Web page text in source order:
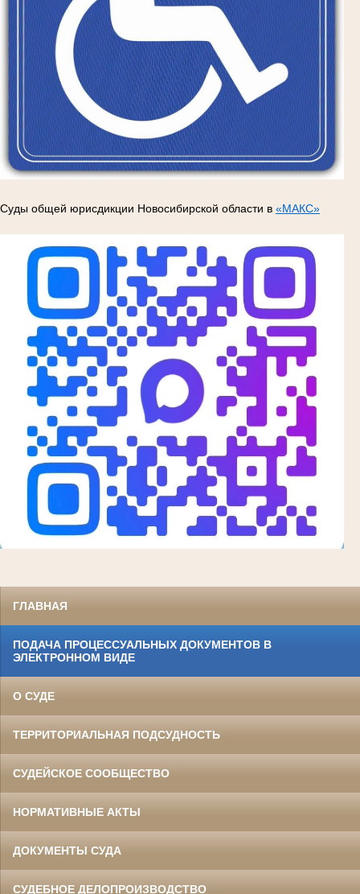
Суды общей юрисдикции Новосибирской области в «МАКС»
ГЛАВНАЯ
ПОДАЧА ПРОЦЕССУАЛЬНЫХ ДОКУМЕНТОВ В
ЭЛЕКТРОННОМ ВИДЕ
О СУДЕ
ТЕРРИТОРИАЛЬНАЯ ПОДСУДНОСТЬ
СУДЕЙСКОЕ СООБЩЕСТВО
НОРМАТИВНЫЕ АКТЫ
ДОКУМЕНТЫ СУДА
СУДЕБНОЕ ДЕЛОПРОИЗВОДСТВО